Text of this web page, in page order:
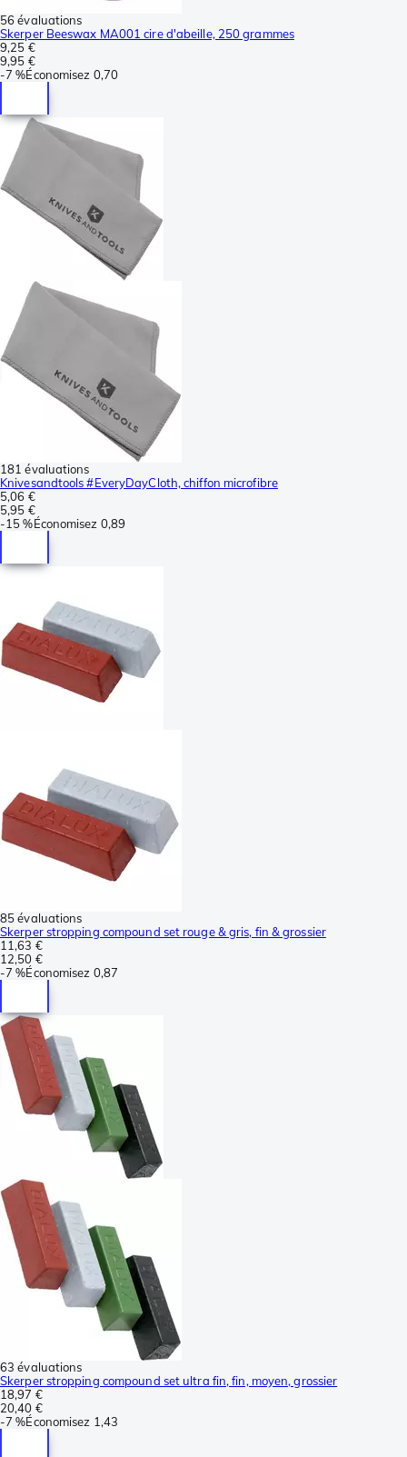
56 évaluations
Skerper Beeswax MA001 cire d'abeille, 250 grammes
9,25 €
9,95 €
-7 %Économisez 0,70
181 évaluations
Knivesandtools #EveryDayCloth, chiffon microfibre
5,06 €
5,95 €
-15 %Économisez 0,89
85 évaluations
Skerper stropping compound set rouge & gris, fin & grossier
11,63 €
12,50 €
-7 %Économisez 0,87
63 évaluations
Skerper stropping compound set ultra fin, fin, moyen, grossier
18,97 €
20,40 €
-7 %Économisez 1,43